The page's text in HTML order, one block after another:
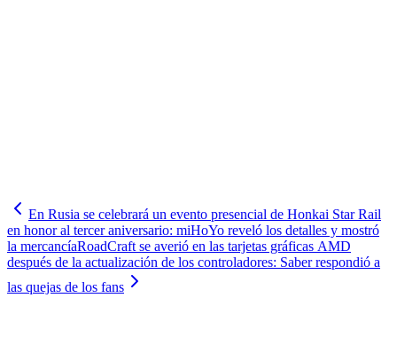
En Rusia se celebrará un evento presencial de Honkai Star Rail
en honor al tercer aniversario: miHoYo reveló los detalles y mostró
la mercancíaRoadCraft se averió en las tarjetas gráficas AMD
después de la actualización de los controladores: Saber respondió a
las quejas de los fans